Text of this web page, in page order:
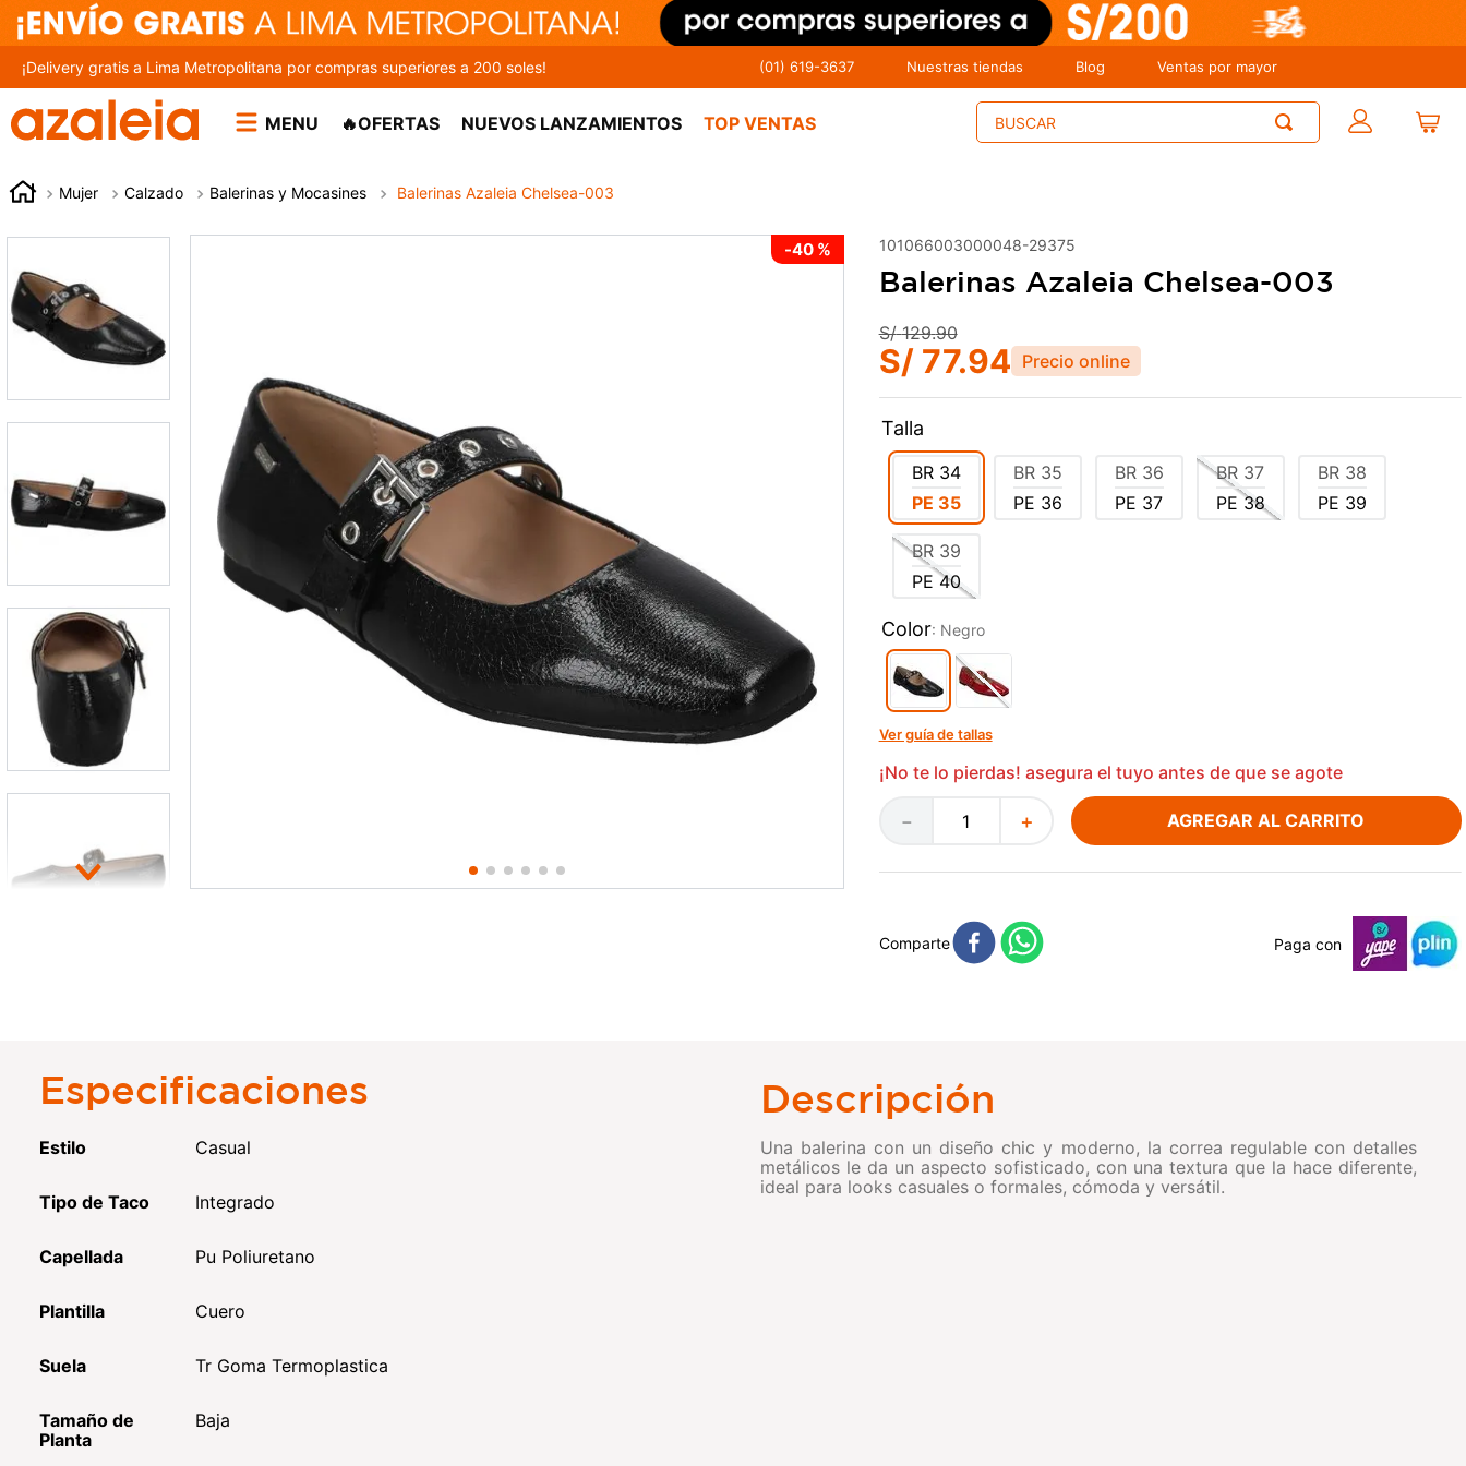
¡Delivery gratis a Lima Metropolitana por compras superiores a 200 soles! (01) 619-3637 Nuestras tiendas Blog Ventas por mayor
MENU 🔥OFERTAS NUEVOS LANZAMIENTOS TOP VENTAS
Buscar
Mujer Calzado Balerinas y Mocasines Balerinas Azaleia Chelsea-003
-40 % 101066003000048-29375
Balerinas Azaleia Chelsea-003
S/ 129.90
S/ 77.94
Talla
BR 34
PE 35
BR 35
PE 36
BR 36
PE 37
BR 37
PE 38
BR 38
PE 39
BR 39
PE 40
Color: Negro
Ver guía de tallas
¡No te lo pierdas! asegura el tuyo antes de que se agote
＋
－ AGREGAR AL CARRITO
Comparte Paga con
Especificaciones
Estilo Casual
Tipo de Taco Integrado
Capellada Pu Poliuretano
Plantilla Cuero
Suela Tr Goma Termoplastica
Tamaño de
Planta
Baja
Descripción
Una balerina con un diseño chic y moderno, la correa regulable con detalles
metálicos le da un aspecto sofisticado, con una textura que la hace diferente,
ideal para looks casuales o formales, cómoda y versátil.